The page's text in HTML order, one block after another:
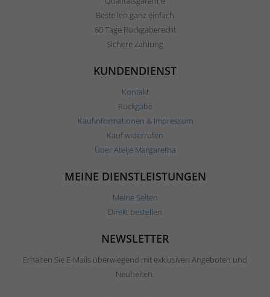
Bestellen ganz einfach
60 Tage Rückgaberecht
Sichere Zahlung
KUNDENDIENST
Kontakt
Rückgabe
Kaufinformationen & Impressum
Kauf widerrufen
Über Ateljé Margaretha
MEINE DIENSTLEISTUNGEN
Meine Seiten
Direkt bestellen
NEWSLETTER
Erhalten Sie E-Mails überwiegend mit exklusiven Angeboten und
Neuheiten.